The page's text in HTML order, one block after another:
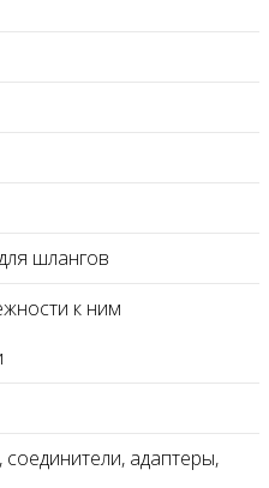
шлангов
к ним
адаптеры,